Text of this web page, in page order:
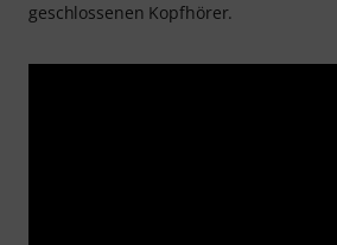
geschlossenen Kopfhörer.